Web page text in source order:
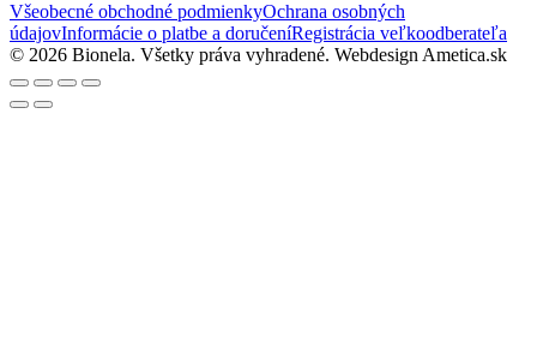
Všeobecné obchodné podmienkyOchrana osobných
údajovInformácie o platbe a doručeníRegistrácia veľkoodberateľa
© 2026 Bionela. Všetky práva vyhradené. Webdesign Ametica.sk